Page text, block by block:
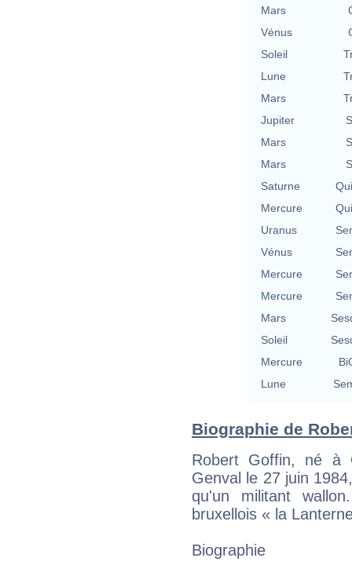
Mars
Vénus
Soleil
Lune
Mars
Jupiter
Mars
Mars
Saturne
Mercure
Uranus
Vénus
Mercure
Mercure
Mars
Soleil
Mercure
Lune
Biographie de
Robert Goffin, né
Genval le 27 juin
qu'un militant
bruxellois « la
Biographie